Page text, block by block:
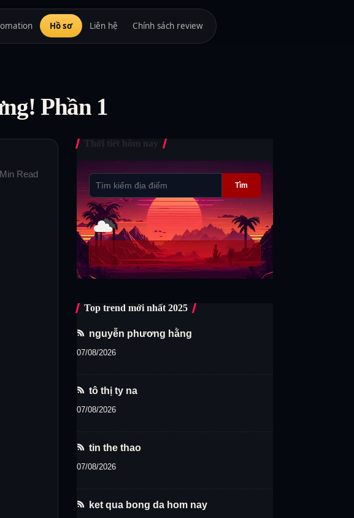
Hồ sơ Liên hệ Chính sách review
Phần 1
Read
Thời tiết hôm nay
Tìm
Top trend mới nhất 2025
nguyễn phương hằng
07/08/2026
tô thị ty na
07/08/2026
tin the thao
07/08/2026
ket qua bong da hom nay